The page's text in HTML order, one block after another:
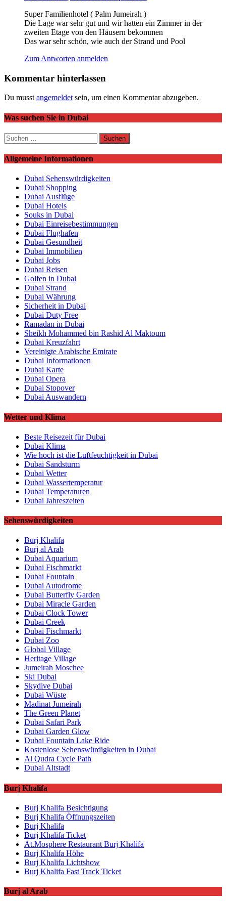
Super Familienhotel ( Palm Jumeirah )
Die Lage war sehr gut und wir hatten ein Zimmer in der
zweiten Etage von den Häusern bekommen
Das war sehr schön, wie auch der Strand und Pool
Zum Antworten anmelden
Kommentar hinterlassen
Du musst angemeldet sein, um einen Kommentar abzugeben.
Was suchen Sie in Dubai
Suchen
nach:
Allgemeine Informationen
Dubai Sehenswürdigkeiten
Dubai Shopping
Dubai Ausflüge
Dubai Hotels
Souks in Dubai
Dubai Einreisebestimmungen
Dubai Flughafen
Dubai Gesundheit
Dubai Immobilien
Dubai Jobs
Dubai Reisen
Golfen in Dubai
Dubai Strand
Dubai Währung
Sicherheit in Dubai
Dubai Duty Free
Ramadan in Dubai
Sheikh Mohammed bin Rashid Al Maktoum
Dubai Kreuzfahrt
Vereinigte Arabische Emirate
Dubai Informationen
Dubai Karte
Dubai Opera
Dubai Stopover
Dubai Auswandern
Wetter und Klima
Beste Reisezeit für Dubai
Dubai Klima
Wie hoch ist die Luftfeuchtigkeit in Dubai
Dubai Sandsturm
Dubai Wetter
Dubai Wassertemperatur
Dubai Temperaturen
Dubai Jahreszeiten
Sehenswürdigkeiten
Burj Khalifa
Burj al Arab
Dubai Aquarium
Dubai Fischmarkt
Dubai Fountain
Dubai Autodrome
Dubai Butterfly Garden
Dubai Miracle Garden
Dubai Clock Tower
Dubai Creek
Dubai Fischmarkt
Dubai Zoo
Global Village
Heritage Village
Jumeirah Moschee
Ski Dubai
Skydive Dubai
Dubai Wüste
Madinat Jumeirah
The Green Planet
Dubai Safari Park
Dubai Garden Glow
Dubai Fountain Lake Ride
Kostenlose Sehenswürdigkeiten in Dubai
Al Qudra Cycle Path
Dubai Altstadt
Burj Khalifa
Burj Khalifa Besichtigung
Burj Khalifa Öffnungszeiten
Burj Khalifa
Burj Khalifa Ticket
At.Mosphere Restaurant Burj Khalifa
Burj Khalifa Höhe
Burj Khalifa Lichtshow
Burj Khalifa Fast Track Ticket
Burj al Arab